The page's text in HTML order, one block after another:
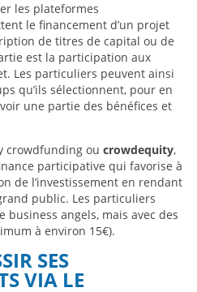
les plateformes
le financement d’un projet
de titres de capital ou de
est la participation aux
Les particuliers peuvent ainsi
qu’ils sélectionnent, pour en
une partie des bénéfices et
crowdfunding ou crowdequity,
participative qui favorise à
de l’investissement en rendant
public. Les particuliers
angels, mais avec des
à environ 15€).
SES
VIA LE